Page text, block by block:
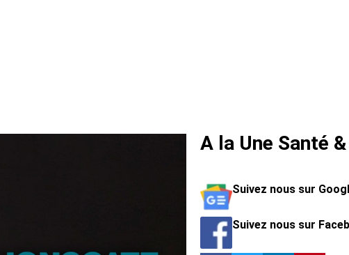
A la Une Santé
Suivez nous sur
Suivez nous sur